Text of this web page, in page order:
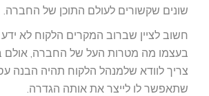
שונים שקשורים לעולם התוכן של החברה.
חשוב לציין שברוב המקרים הלקוח לא ידע
בעצמו מה מטרות העל של החברה, אולם
צריך לוודא שלמנהל הלקוח תהיה הבנה
שתאפשר לו לייצר את אותה הגדרה.